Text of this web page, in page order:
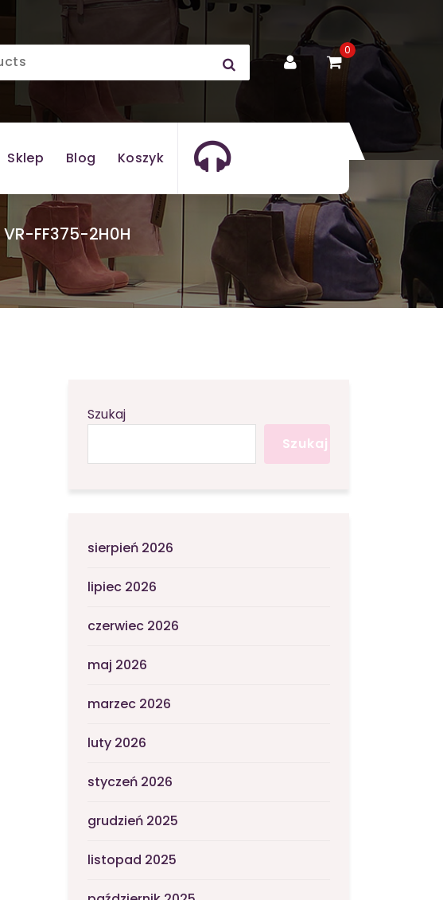
0
Sklep Blog Koszyk
FF375-2H0H
Szukaj
Szukaj
sierpień 2026
lipiec 2026
czerwiec 2026
maj 2026
marzec 2026
luty 2026
styczeń 2026
grudzień 2025
listopad 2025